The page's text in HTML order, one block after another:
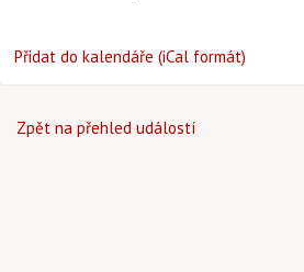
Přidat do kalendáře (iCal formát)
Zpět na přehled událostí